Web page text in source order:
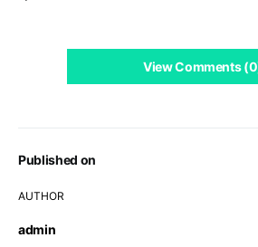
Published on
AUTHOR
admin
View Comments